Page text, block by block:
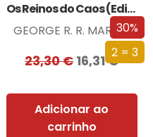
30%
2 = 3
Os Reinos do Caos (Edição especial limitada)
GEORGE R. R. MARTIN
23,30€16,31€
Adicionar ao
carrinho